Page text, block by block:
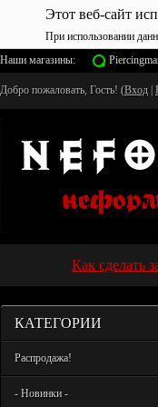
Этот веб-сайт
При использовании
Наши магазины:
Добро пожаловать, Гость! (Вход
Как сделать
КАТЕГОРИИ
Распродажа!
- Новинки -